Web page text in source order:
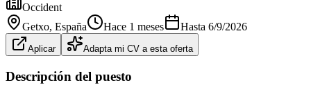
Occident
Getxo, España Hace 1 meses Hasta 6/9/2026
Aplicar Adapta mi CV a esta oferta
Descripción del puesto